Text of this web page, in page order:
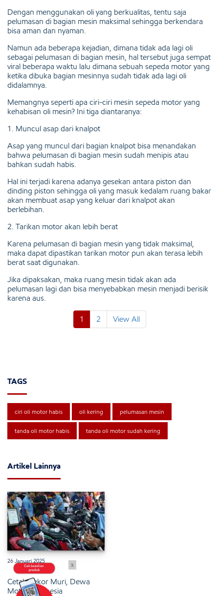
Dengan menggunakan oli yang berkualitas, tentu saja
pelumasan di bagian mesin maksimal sehingga berkendara
bisa aman dan nyaman.
Namun ada beberapa kejadian, dimana tidak ada lagi oli
sebagai pelumasan di bagian mesin, hal tersebut juga sempat
viral beberapa waktu lalu dimana sebuah sepeda motor yang
ketika dibuka bagian mesinnya sudah tidak ada lagi oli
didalamnya.
Memangnya seperti apa ciri-ciri mesin sepeda motor yang
kehabisan oli mesin? Ini tiga diantaranya:
1. Muncul asap dari knalpot
Asap yang muncul dari bagian knalpot bisa menandakan
bahwa pelumasan di bagian mesin sudah menipis atau
bahkan sudah habis.
Hal ini terjadi karena adanya gesekan antara piston dan
dinding piston sehingga oli yang masuk kedalam ruang bakar
akan membuat asap yang keluar dari knalpot akan
berlebihan.
2. Tarikan motor akan lebih berat
Karena pelumasan di bagian mesin yang tidak maksimal,
maka dapat dipastikan tarikan motor pun akan terasa lebih
berat saat digunakan.
Jika dipaksakan, maka ruang mesin tidak akan ada
pelumasan lagi dan bisa menyebabkan mesin menjadi berisik
karena aus.
1 2 View All
TAGS
ciri oli motor habis oli kering pelumasan mesin
tanda oli motor habis tanda oli motor sudah kering
Artikel Lainnya
26 Januari 2025
Cetak Rekor Muri, Dewa
Motor Indonesia
x